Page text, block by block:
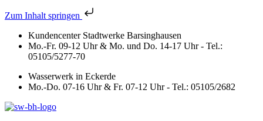
Zum Inhalt springen
Kundencenter Stadtwerke Barsinghausen
Mo.-Fr. 09-12 Uhr & Mo. und Do. 14-17 Uhr - Tel.:
05105/5277-70
Wasserwerk in Eckerde
Mo.-Do. 07-16 Uhr & Fr. 07-12 Uhr - Tel.: 05105/2682